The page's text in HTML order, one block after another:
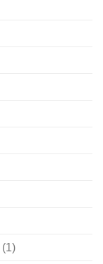
(1)